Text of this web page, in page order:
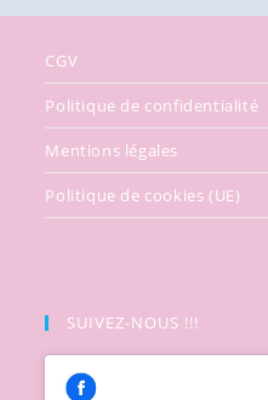
CGV
Politique de confidentialité
Mentions légales
Politique de cookies (UE)
SUIVEZ-NOUS !!!